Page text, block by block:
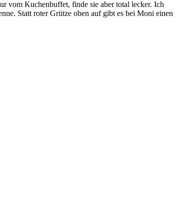
vom Kuchenbuffet, finde sie aber total lecker. Ich
Statt roter Grütze oben auf gibt es bei Moni einen